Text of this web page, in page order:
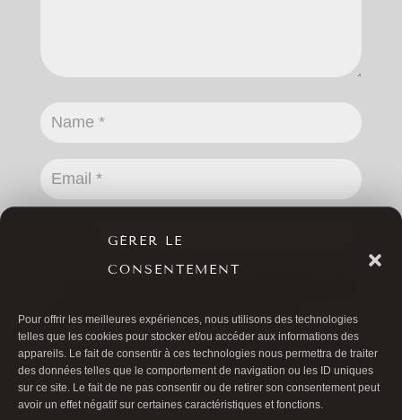
GÉRER LE
CONSENTEMENT
Pour offrir les meilleures expériences, nous utilisons des technologies
telles que les cookies pour stocker et/ou accéder aux informations des
appareils. Le fait de consentir à ces technologies nous permettra de traiter
des données telles que le comportement de navigation ou les ID uniques
sur ce site. Le fait de ne pas consentir ou de retirer son consentement peut
avoir un effet négatif sur certaines caractéristiques et fonctions.
browser for the next time I comment.
SUBMIT COMMENT